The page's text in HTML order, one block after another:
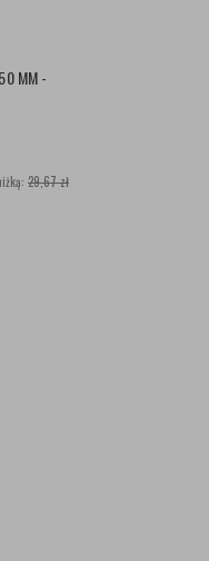
MM -
29,67 zł